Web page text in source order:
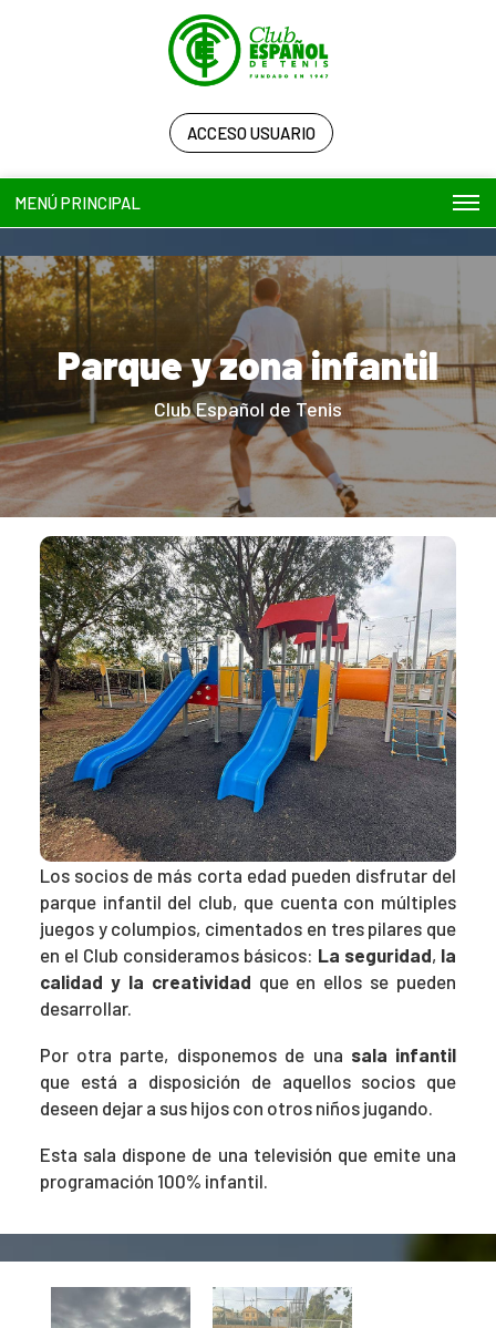
ACCESO USUARIO
MENÚ PRINCIPAL
Parque y zona infantil
Club Español de Tenis
Los socios de más corta edad pueden disfrutar del
parque infantil del club, que cuenta con múltiples
juegos y columpios, cimentados en tres pilares que
en el Club consideramos básicos: La seguridad, la
calidad y la creatividad que en ellos se pueden
desarrollar.
Por otra parte, disponemos de una sala infantil
que está a disposición de aquellos socios que
deseen dejar a sus hijos con otros niños jugando.
Esta sala dispone de una televisión que emite una
programación 100% infantil.